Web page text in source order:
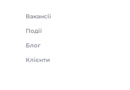
Вакансії
Події
Блог
Клієнти